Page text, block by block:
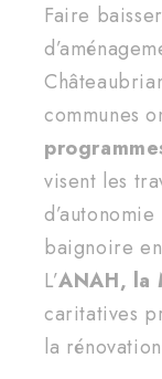
Faire
communes
visent les
baignoire
L’ANAH, la
caritatives
la